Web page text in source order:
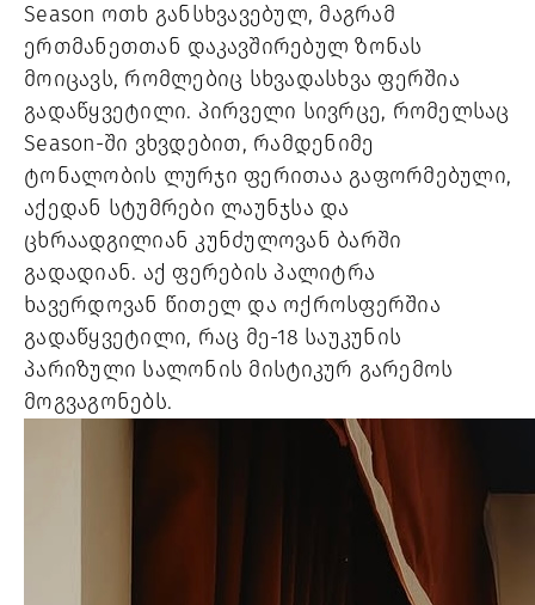
Season ოთხ განსხვავებულ, მაგრამ
ერთმანეთთან დაკავშირებულ ზონას
მოიცავს, რომლებიც სხვადასხვა ფერშია
გადაწყვეტილი. პირველი სივრცე, რომელსაც
Season-ში ვხვდებით, რამდენიმე
ტონალობის ლურჯი ფერითაა გაფორმებული,
აქედან სტუმრები ლაუნჯსა და
ცხრაადგილიან კუნძულოვან ბარში
გადადიან. აქ ფერების პალიტრა
ხავერდოვან წითელ და ოქროსფერშია
გადაწყვეტილი, რაც მე-18 საუკუნის
პარიზული სალონის მისტიკურ გარემოს
მოგვაგონებს.